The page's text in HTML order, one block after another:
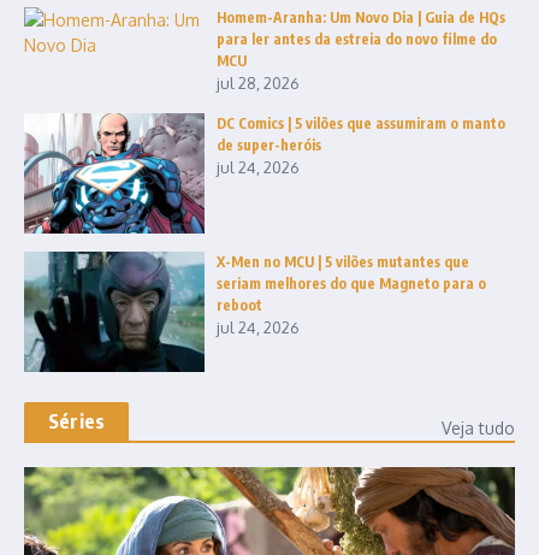
Homem-Aranha: Um Novo Dia | Guia de HQs
para ler antes da estreia do novo filme do
MCU
jul 28, 2026
DC Comics | 5 vilões que assumiram o manto
de super-heróis
jul 24, 2026
X-Men no MCU | 5 vilões mutantes que
seriam melhores do que Magneto para o
reboot
jul 24, 2026
Séries Veja tudo